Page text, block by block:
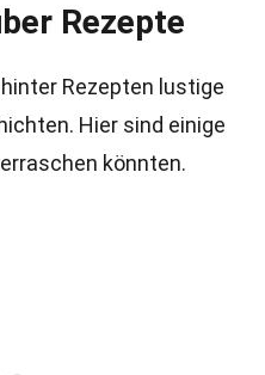
Rezepte
Rezepten lustige
Hier sind einige
könnten.